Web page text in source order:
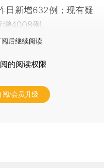
日新增632例；现有疑
4008例。
后继续阅读
的阅读权限
阅/会员升级